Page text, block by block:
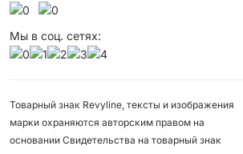
Мы в соц. сетях:
Товарный знак Revyline, тексты и изображения
марки охраняются авторским правом на
основании Свидетельства на товарный знак